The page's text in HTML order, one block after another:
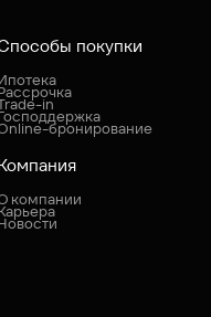
покупки
in
бронирование
компании